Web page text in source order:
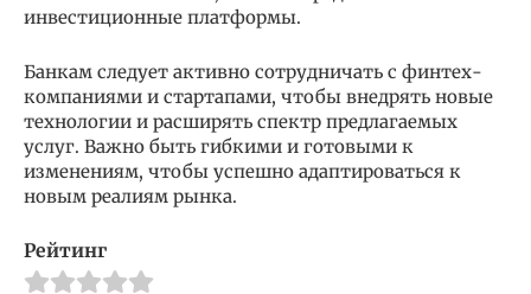
инвестиционные платформы.
Банкам следует активно сотрудничать с финтех-
компаниями и стартапами, чтобы внедрять новые
технологии и расширять спектр предлагаемых
услуг. Важно быть гибкими и готовыми к
изменениям, чтобы успешно адаптироваться к
новым реалиям рынка.
Рейтинг